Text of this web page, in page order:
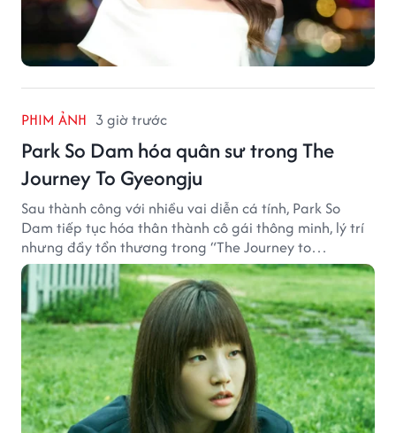
PHIM ẢNH 3 giờ trước
Park So Dam hóa quân sư trong The
Journey To Gyeongju
Sau thành công với nhiều vai diễn cá tính, Park So
Dam tiếp tục hóa thân thành cô gái thông minh, lý trí
nhưng đầy tổn thương trong “The Journey to
Gyeongju”.